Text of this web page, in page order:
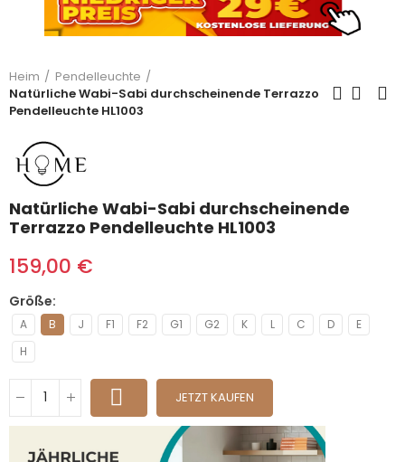
Heim
Pendelleuchte
Natürliche Wabi-Sabi durchscheinende Terrazzo
Pendelleuchte HL1003
Natürliche Wabi-Sabi durchscheinende
Terrazzo Pendelleuchte HL1003
159,00 €
Größe
A B J F1 F2 G1 G2 K L C D
E
H
JETZT KAUFEN